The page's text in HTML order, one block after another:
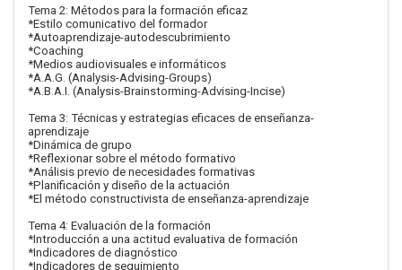
Tema 2: Métodos para la formación eficaz
*Estilo comunicativo del formador
*Autoaprendizaje-autodescubrimiento
*Coaching
*Medios audiovisuales e informáticos
*A.A.G. (Analysis-Advising-Groups)
*A.B.A.I. (Analysis-Brainstorming-Advising-Incise)
Tema 3: Técnicas y estrategias eficaces de enseñanza-
aprendizaje
*Dinámica de grupo
*Reflexionar sobre el método formativo
*Análisis previo de necesidades formativas
*Planificación y diseño de la actuación
*El método constructivista de enseñanza-aprendizaje
Tema 4: Evaluación de la formación
*Introducción a una actitud evaluativa de formación
*Indicadores de diagnóstico
*Indicadores de seguimiento